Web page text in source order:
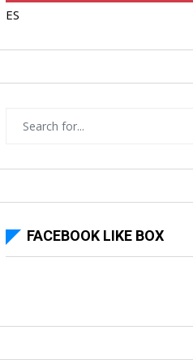
ES
FACEBOOK LIKE BOX